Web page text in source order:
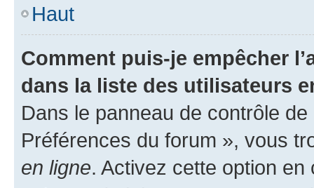
Haut
Comment puis-je empêcher
dans la liste des utilisateurs
Dans le panneau de contrôle
Préférences du forum », vous
en ligne. Activez cette option